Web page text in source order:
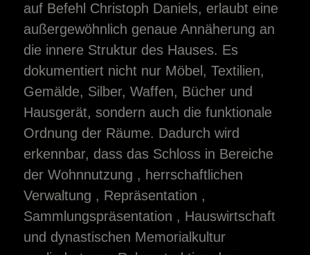
auf Befehl Christoph Daniels, erlaubt eine
außergewöhnlich genaue Annäherung an
die innere Struktur des Hauses. Es
dokumentiert nicht nur Möbel, Textilien,
Gemälde, Silber, Waffen, Bücher und
Hausgerät, sondern auch die funktionale
Ordnung der Räume. Dadurch wird
erkennbar, dass das Schloss in Bereiche
der Wohnnutzung , herrschaftlichen
Verwaltung , Repräsentation ,
Sammlungspräsentation , Hauswirtschaft
und dynastischen Memorialkultur